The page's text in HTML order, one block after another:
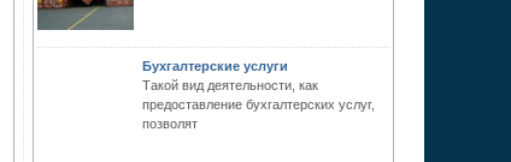
Бухгалтерские услуги
Такой вид деятельности, как
предоставление бухгалтерских услуг,
позволят